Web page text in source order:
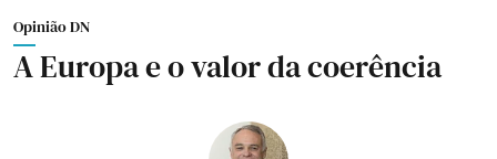
Opinião DN
A Europa e o valor da coerência